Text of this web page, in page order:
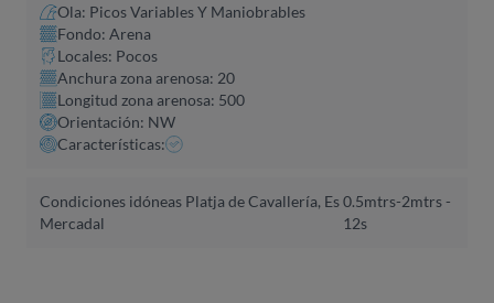
Ola: Picos Variables Y Maniobrables
Fondo: Arena
Locales: Pocos
Anchura zona arenosa: 20
Longitud zona arenosa: 500
Orientación: NW
Características:
Condiciones idóneas Platja de Cavallería, Es
Mercadal
0.5mtrs-2mtrs -
12s